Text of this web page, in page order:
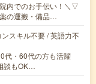
内でのお手伝い！＼▽
の運搬・備品…
スキル不要 / 英語力不
代・60代の方も活躍
談もOK…